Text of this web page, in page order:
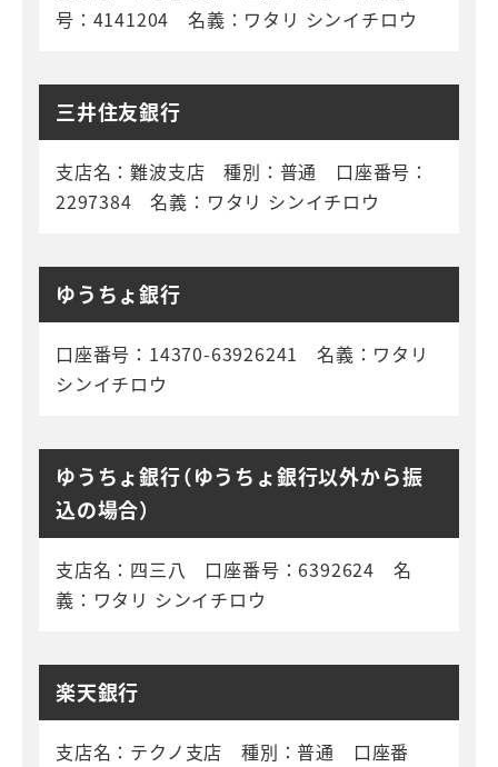
号：4141204 名義：ワタリ シンイチロウ
三井住友銀行
支店名：難波支店 種別：普通 口座番号：
2297384 名義：ワタリ シンイチロウ
ゆうちょ銀行
口座番号：14370-63926241 名義：ワタリ
シンイチロウ
ゆうちょ銀行（ゆうちょ銀行以外から振
込の場合）
支店名：四三八 口座番号：6392624 名
義：ワタリ シンイチロウ
楽天銀行
支店名：テクノ支店 種別：普通 口座番